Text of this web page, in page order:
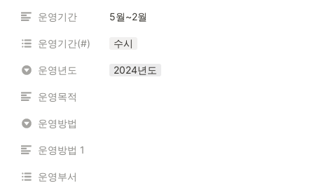
운영기간 5월~2월
운영기간(#) 수시
운영년도 2024년도
운영목적
운영방법
운영방법 1
운영부서